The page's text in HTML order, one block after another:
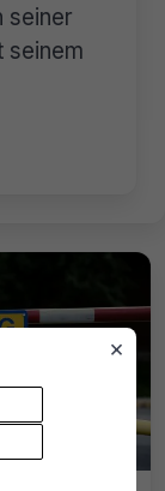
seiner
seinem
×